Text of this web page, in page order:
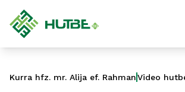
Kurra hfz. mr. Alija ef. RahmanVideo